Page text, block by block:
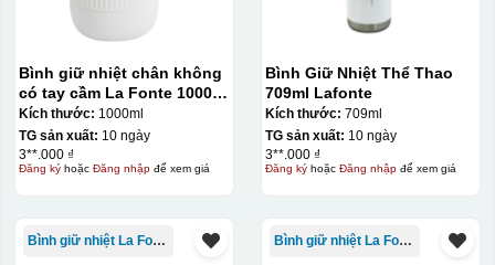
Bình giữ nhiệt chân không
có tay cầm La Fonte 1000ml
– 011655
Kích thước: 1000ml
TG sản xuất: 10 ngày
3**.000 ₫
Đăng kýhoặc Đăng nhậpđể xem giá
Bình Giữ Nhiệt Thể Thao
709ml Lafonte
Kích thước: 709ml
TG sản xuất: 10 ngày
3**.000 ₫
Đăng kýhoặc Đăng nhậpđể xem giá
Bình giữ nhiệt La Fonte Bình giữ nhiệt La Fonte